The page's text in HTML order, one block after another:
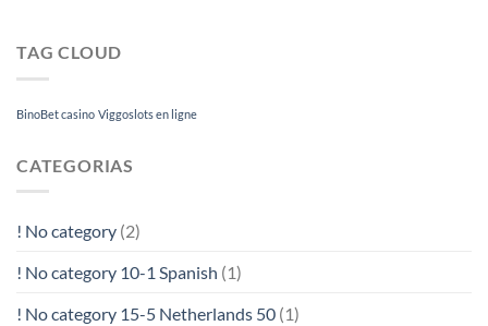
TAG CLOUD
BinoBet casino Viggoslots en ligne
CATEGORIAS
! No category (2)
! No category 10-1 Spanish (1)
! No category 15-5 Netherlands 50 (1)